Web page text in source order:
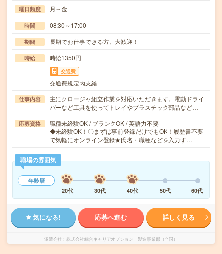
曜日頻度 月～金
時間 08:30～17:00
期間 長期でお仕事できる方、大歓迎！
時給 時給1350円
交通費
交通費規定内支給
仕事内容
主にクロージャ組立作業を対応いただきます。電動ドライ
バーなど工具を使ってトレイやプラスチック部品など…
応募資格
職種未経験OK / ブランクOK / 英語力不要
◆未経験OK！〇まずは事前登録だけでもOK！履歴書不要
で気軽にオンライン登録★氏名・職種などを入力す…
職場の雰囲気
年齢層
20代
30代 40代 50代 60代
気になる! 応募へ進む 詳しく見る
派遣会社 株式会社綜合キャリアオプション 製造事業部（全国）